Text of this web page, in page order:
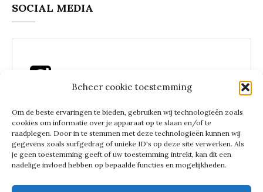
Beheer cookie toestemming
Om de beste ervaringen te bieden, gebruiken wij technologieën zoals
cookies om informatie over je apparaat op te slaan en/of te
raadplegen. Door in te stemmen met deze technologieën kunnen wij
gegevens zoals surfgedrag of unieke ID's op deze site verwerken. Als
je geen toestemming geeft of uw toestemming intrekt, kan dit een
nadelige invloed hebben op bepaalde functies en mogelijkheden.
SOCIAL MEDIA
LEES EEN